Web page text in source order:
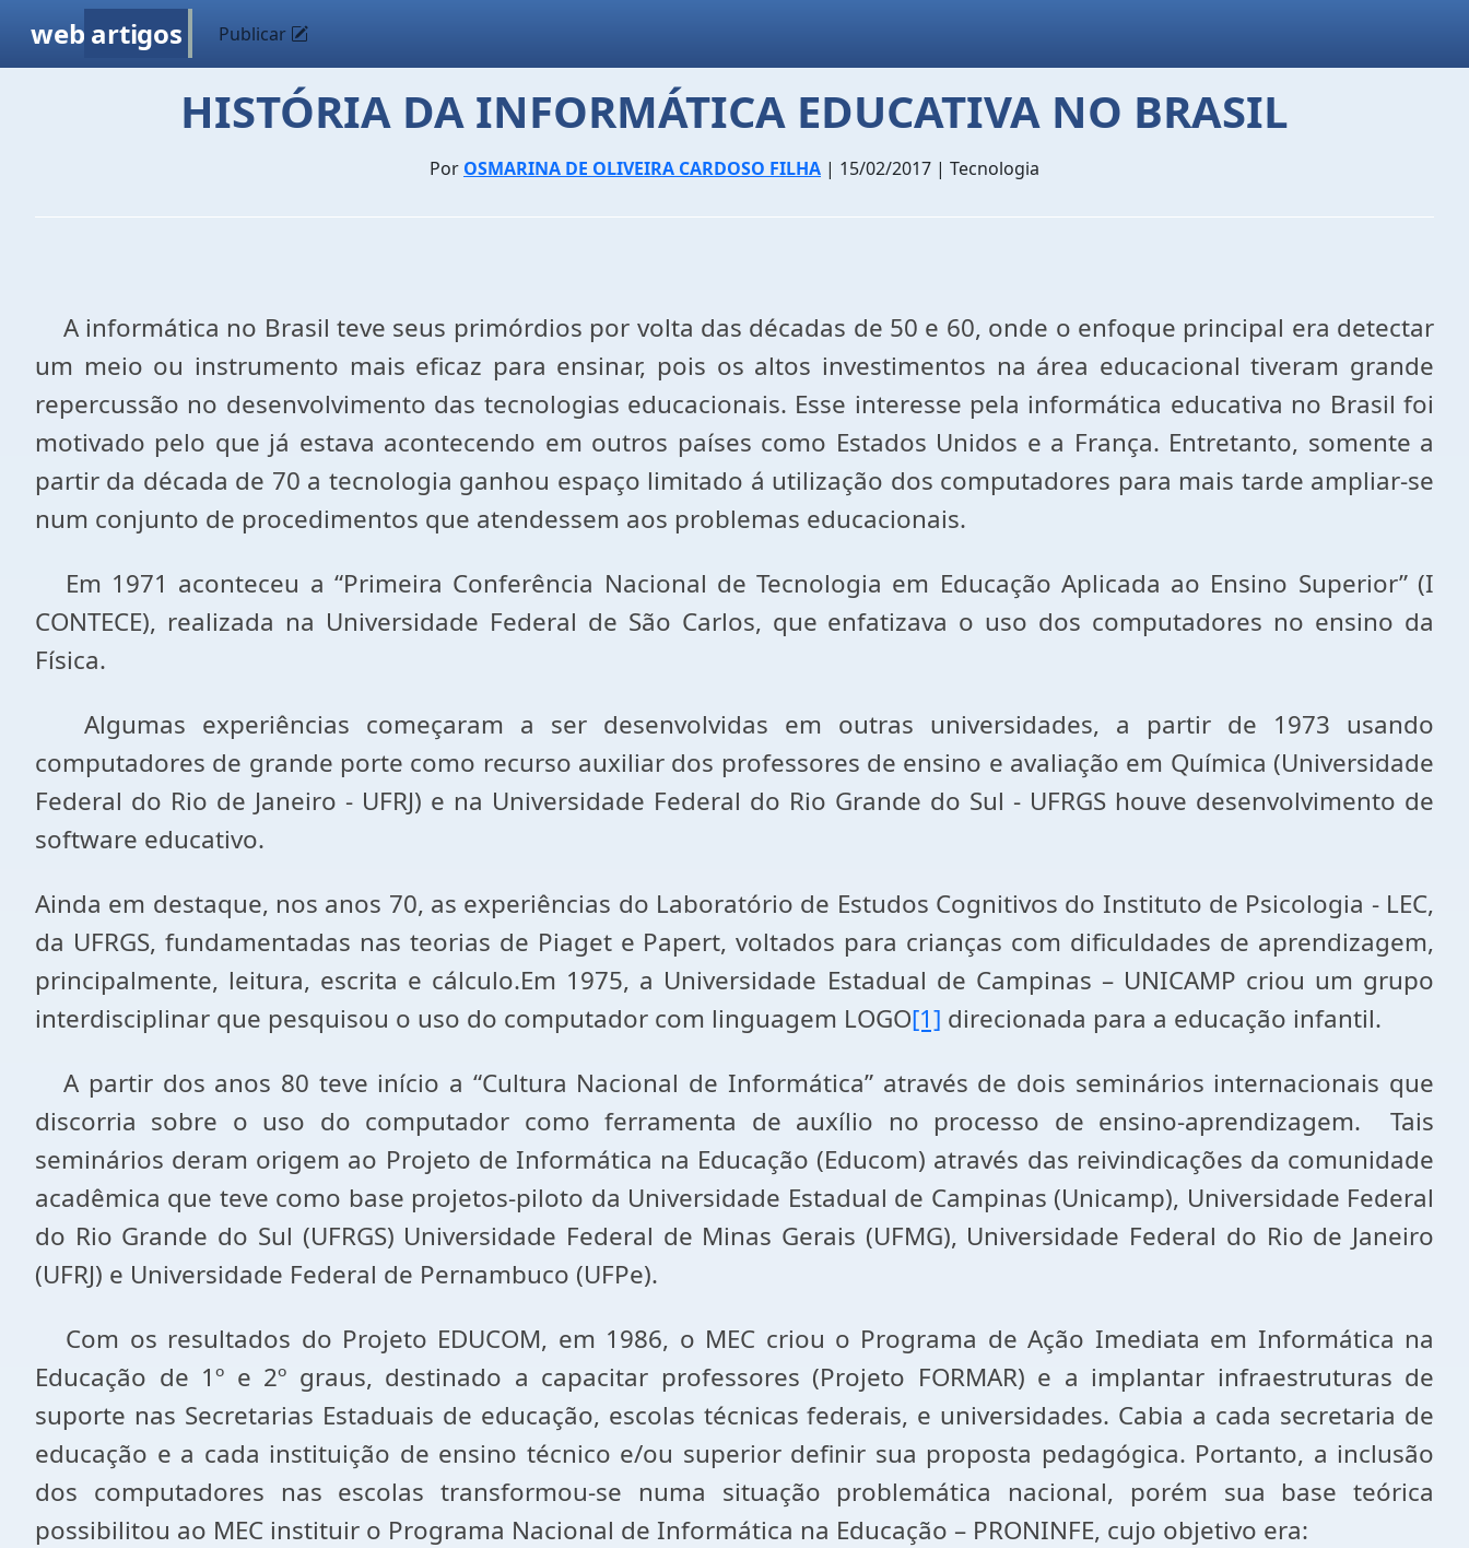
web artigos Publicar
HISTÓRIA DA INFORMÁTICA EDUCATIVA NO BRASIL
Por OSMARINA DE OLIVEIRA CARDOSO FILHA | 15/02/2017 | Tecnologia
A informática no Brasil teve seus primórdios por volta das décadas de 50 e 60, onde o enfoque principal era detectar
um meio ou instrumento mais eficaz para ensinar, pois os altos investimentos na área educacional tiveram grande
repercussão no desenvolvimento das tecnologias educacionais. Esse interesse pela informática educativa no Brasil foi
motivado pelo que já estava acontecendo em outros países como Estados Unidos e a França. Entretanto, somente a
partir da década de 70 a tecnologia ganhou espaço limitado á utilização dos computadores para mais tarde ampliar-se
num conjunto de procedimentos que atendessem aos problemas educacionais.
Em 1971 aconteceu a “Primeira Conferência Nacional de Tecnologia em Educação Aplicada ao Ensino Superior” (I
CONTECE), realizada na Universidade Federal de São Carlos, que enfatizava o uso dos computadores no ensino da
Física.
Algumas experiências começaram a ser desenvolvidas em outras universidades, a partir de 1973 usando
computadores de grande porte como recurso auxiliar dos professores de ensino e avaliação em Química (Universidade
Federal do Rio de Janeiro - UFRJ) e na Universidade Federal do Rio Grande do Sul - UFRGS houve desenvolvimento de
software educativo.
Ainda em destaque, nos anos 70, as experiências do Laboratório de Estudos Cognitivos do Instituto de Psicologia - LEC,
da UFRGS, fundamentadas nas teorias de Piaget e Papert, voltados para crianças com dificuldades de aprendizagem,
principalmente, leitura, escrita e cálculo.Em 1975, a Universidade Estadual de Campinas – UNICAMP criou um grupo
interdisciplinar que pesquisou o uso do computador com linguagem LOGO[1] direcionada para a educação infantil.
A partir dos anos 80 teve início a “Cultura Nacional de Informática” através de dois seminários internacionais que
discorria sobre o uso do computador como ferramenta de auxílio no processo de ensino-aprendizagem. Tais
seminários deram origem ao Projeto de Informática na Educação (Educom) através das reivindicações da comunidade
acadêmica que teve como base projetos-piloto da Universidade Estadual de Campinas (Unicamp), Universidade Federal
do Rio Grande do Sul (UFRGS) Universidade Federal de Minas Gerais (UFMG), Universidade Federal do Rio de Janeiro
(UFRJ) e Universidade Federal de Pernambuco (UFPe).
Com os resultados do Projeto EDUCOM, em 1986, o MEC criou o Programa de Ação Imediata em Informática na
Educação de 1º e 2º graus, destinado a capacitar professores (Projeto FORMAR) e a implantar infraestruturas de
suporte nas Secretarias Estaduais de educação, escolas técnicas federais, e universidades. Cabia a cada secretaria de
educação e a cada instituição de ensino técnico e/ou superior definir sua proposta pedagógica. Portanto, a inclusão
dos computadores nas escolas transformou-se numa situação problemática nacional, porém sua base teórica
possibilitou ao MEC instituir o Programa Nacional de Informática na Educação – PRONINFE, cujo objetivo era: